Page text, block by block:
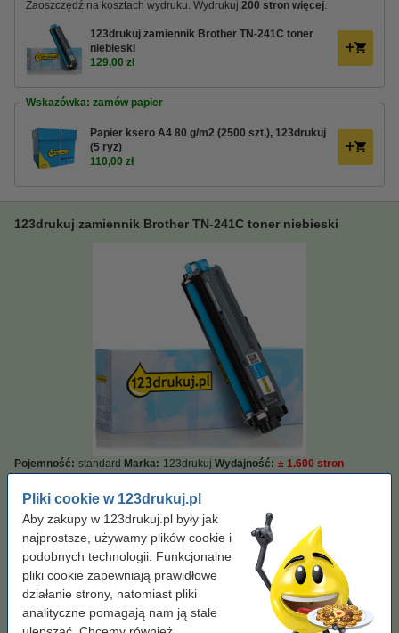
Pliki cookie w 123drukuj.pl
Aby zakupy w 123drukuj.pl były jak
najprostsze, używamy plików cookie i
podobnych technologii. Funkcjonalne
pliki cookie zapewniają prawidłowe
działanie strony, natomiast pliki
analityczne pomagają nam ją stale
Zaoszczędź na kosztach wydruku. Wydrukuj 200 stron więcej.
123drukuj zamiennik Brother TN-241C toner
niebieski
129,00 zł
Wskazówka: zamów papier
Papier ksero A4 80 g/m2 (2500 szt.), 123drukuj
(5 ryz)
110,00 zł
123drukuj zamiennik Brother TN-241C toner niebieski
Pojemność: standard Marka: 123drukuj Wydajność: ± 1.600 stron
OEM: TN241C
Kolor: niebieski
niebieski
Pojemność: standard
XL standard